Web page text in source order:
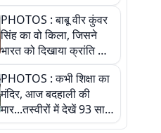
PHOTOS : बाबू वीर कुंवर
सिंह का वो किला, जिसने
भारत को दिखाया क्रांति का
रास्ता: तस्वीरों में देखिए
PHOTOS : कभी शिक्षा का
मंदिर, आज बदहाली की
मार...तस्वीरों में देखें 93 साल
पुराने इस हाई स्कूल की